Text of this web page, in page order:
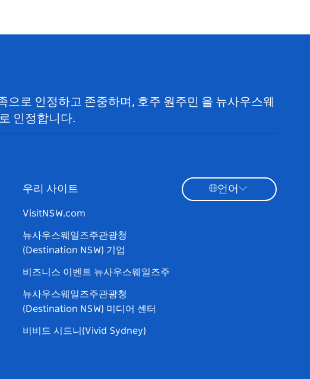
로 인정하고 존중하며, 호주 원주민 을 뉴사우스웨
인정합니다.
우리 사이트
VisitNSW.com
뉴사우스웨일즈주관광청
(Destination NSW) 기업
비즈니스 이벤트 뉴사우스웨일즈주
뉴사우스웨일즈주관광청
(Destination NSW) 미디어 센터
비비드 시드니(Vivid Sydney)
언어